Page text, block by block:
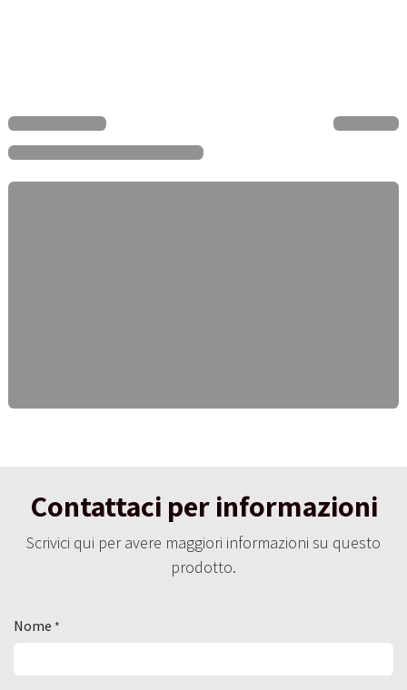
Contattaci per informazioni
Scrivici qui per avere maggiori informazioni su questo
prodotto.
Nome *